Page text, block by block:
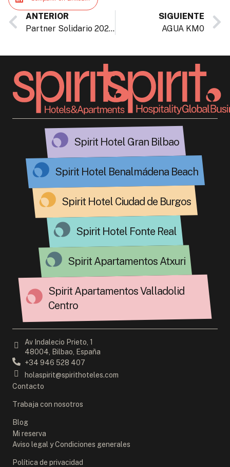
Spirit Hotel Gran Bilbao
Spirit Hotel Ciudad de Burgos
Spirit Hotel Fonte Real
Spirit Apartamentos Atxuri
Spirit Apartamentos Valladolid
Centro
Av Indalecio Prieto, 1
48004, Bilbao, España
+34 946 528 407
holaspirit@spirithoteles.com
Contacto
Trabaja con nosotros
Blog
Mi reserva
Aviso legal y Condiciones generales
Política de privacidad
Política de privacidad
Política de cookies
Configuración de cookies
Canal ético
Convierte tu hotel en Spirit
Spirit Hotels&Apartaments
Partner Solidario